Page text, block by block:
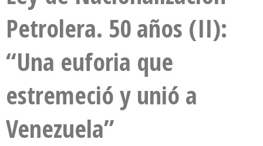
Petrolera. 50 años (II):
“Una euforia que
estremeció y unió a
Venezuela”